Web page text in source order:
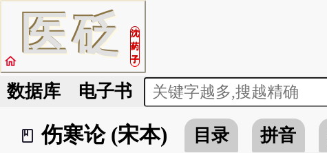
医砭
沈
药
子
home
数据库 电子书
book_2
伤寒论 (宋本) 目录 拼音